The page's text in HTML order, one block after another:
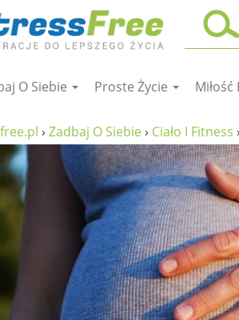
O Siebie Proste Życie Miłość
› Zadbaj O Siebie› Ciało I Fitness ›